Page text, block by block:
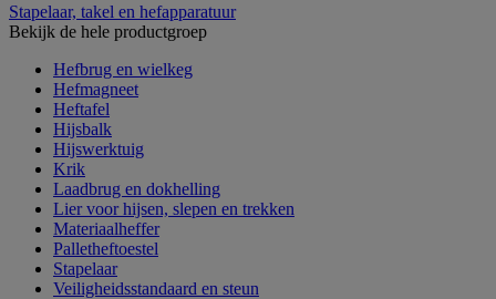
Stapelaar, takel en hefapparatuur
Bekijk de hele productgroep
Hefbrug en wielkeg
Hefmagneet
Heftafel
Hijsbalk
Hijswerktuig
Krik
Laadbrug en dokhelling
Lier voor hijsen, slepen en trekken
Materiaalheffer
Palletheftoestel
Stapelaar
Veiligheidsstandaard en steun